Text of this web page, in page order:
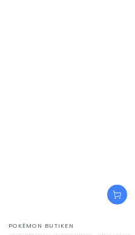
Säljare:
POKÉMON BUTIKEN